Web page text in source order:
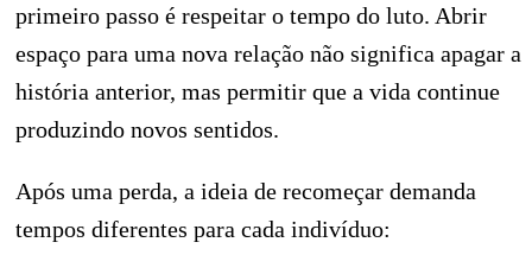
primeiro passo é respeitar o tempo do luto. Abrir
espaço para uma nova relação não significa apagar a
história anterior, mas permitir que a vida continue
produzindo novos sentidos.
Após uma perda, a ideia de recomeçar demanda
tempos diferentes para cada indivíduo: